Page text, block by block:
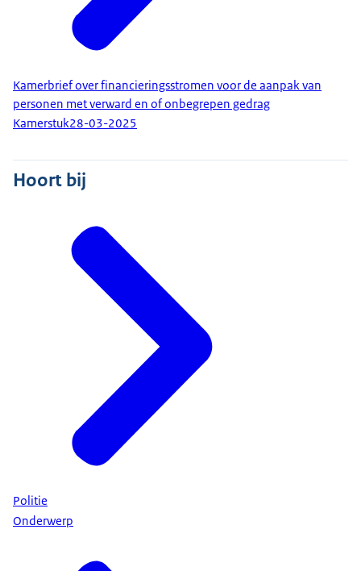
Kamerbrief over financieringsstromen voor de aanpak van
personen met verward en of onbegrepen gedrag
Kamerstuk28-03-2025
Hoort bij
Politie
Onderwerp